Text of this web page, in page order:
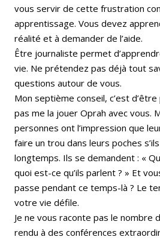
vous servir de cette frustration
apprentissage. Vous devez
réalité et à demander de l’aide.
Être journaliste permet
vie. Ne prétendez pas déjà tout
questions autour de vous.
Mon septième conseil, c’est
pas me la jouer Oprah avec vous.
personnes ont l’impression que
faire un trou dans leurs poches
longtemps. Ils se demandent : «
quoi est-ce qu’ils parlent ? » Et
passe pendant ce temps-là ? Le
votre vie défile.
Je ne vous raconte pas le nombre
rendu à des conférences